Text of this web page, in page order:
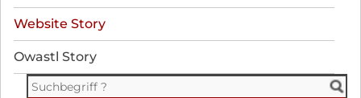
Website Story
Owastl Story